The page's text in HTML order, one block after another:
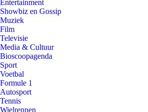
Entertainment
Showbiz en Gossip
Muziek
Film
Televisie
Media & Cultuur
Bioscoopagenda
Sport
Voetbal
Formule 1
Autosport
Tennis
Wielrennen